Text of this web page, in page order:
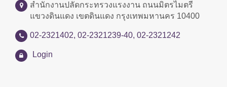
สำนักงานปลัดกระทรวงแรงงาน ถนนมิตรไมตรี
แขวงดินแดง เขตดินแดง กรุงเทพมหานคร 10400
02-2321402, 02-2321239-40, 02-2321242
Login